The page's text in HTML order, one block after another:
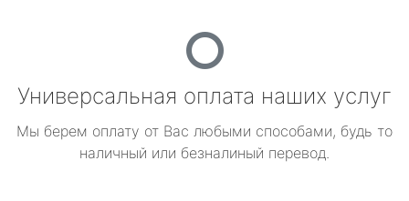
Универсальная оплата наших услуг
Мы берем оплату от Вас любыми способами, будь то
наличный или безналиный перевод.